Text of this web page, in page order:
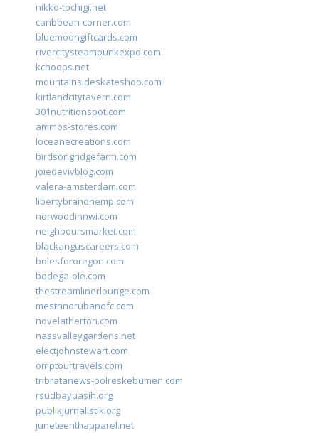
nikko-tochigi.net
caribbean-corner.com
bluemoongiftcards.com
rivercitysteampunkexpo.com
kchoops.net
mountainsideskateshop.com
kirtlandcitytavern.com
301nutritionspot.com
ammos-stores.com
loceanecreations.com
birdsongridgefarm.com
joiedevivblog.com
valera-amsterdam.com
libertybrandhemp.com
norwoodinnwi.com
neighboursmarket.com
blackanguscareers.com
bolesfororegon.com
bodega-ole.com
thestreamlinerlounge.com
mestrinorubanofc.com
novelatherton.com
nassvalleygardens.net
electjohnstewart.com
omptourtravels.com
tribratanews-polreskebumen.com
rsudbayuasih.org
publikjurnalistik.org
juneteenthapparel.net